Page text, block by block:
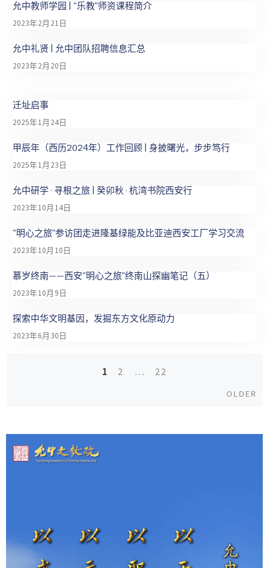
允中教师学园 | “乐教”师资课程简介
2023年2月21日
允中礼贤 | 允中团队招聘信息汇总
2023年2月20日
迁址启事
2025年1月24日
甲辰年（西历2024年）工作回顾 | 身披曙光，步步笃行
2025年1月23日
允中研学 · 寻根之旅 | 癸卯秋 · 杭湾书院西安行
2023年10月14日
“明心之旅”参访团走进隆基绿能及比亚迪西安工厂学习交流
2023年10月10日
慕岁终南——西安“明心之旅”终南山探幽笔记（五）
2023年10月9日
探索中华文明基因，发掘东方文化原动力
2023年6月30日
1 2 …
22
OLDER